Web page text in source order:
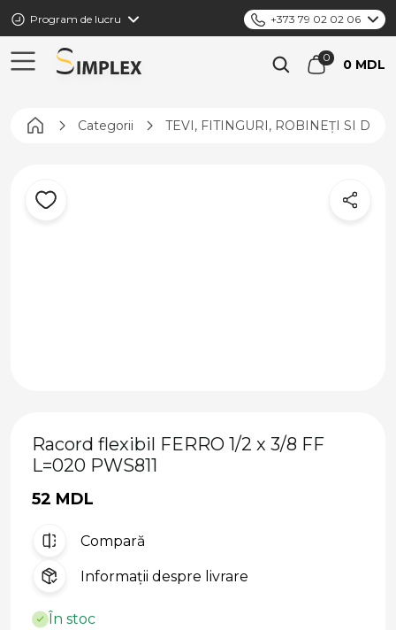
Program de lucru +373 79 02 02 06
0 MDL
Pagina principală
Categorii TEVI, FITINGURI, ROBINEȚI SI
Racord flexibil FERRO 1/2 x 3/8 FF
L=020 PWS811
52 MDL
Compară
Informații despre livrare
În stoc